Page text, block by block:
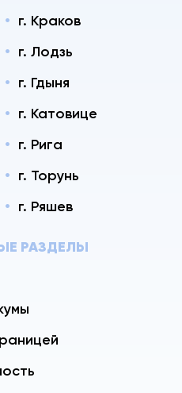
г. Краков
г. Лодзь
г. Гдыня
г. Катовице
г. Рига
г. Торунь
г. Ряшев
РАЗДЕЛЫ